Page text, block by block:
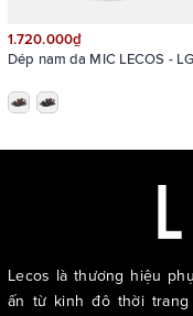
1.720.000₫
Dép nam da MIC LECOS -
Lecos là thương hiệu
ấn từ kinh đô thời trang